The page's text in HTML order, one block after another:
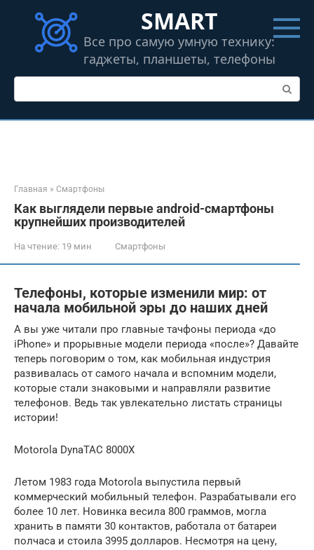
контенту
SMART
Все про самую умную технику:
гаджеты, планшеты, телефоны
Поиск:
Главная » Смартфоны
Как выглядели первые android-смартфоны
крупнейших производителей
На чтение: 19 мин Смартфоны
Телефоны, которые изменили мир: от
начала мобильной эры до наших дней
А вы уже читали про главные тачфоны периода «до
iPhone» и прорывные модели периода «после»? Давайте
теперь поговорим о том, как мобильная индустрия
развивалась от самого начала и вспомним модели,
которые стали знаковыми и направляли развитие
телефонов. Ведь так увлекательно листать страницы
истории!
Motorola DynaTAC 8000X
Летом 1983 года Motorola выпустила первый
коммерческий мобильный телефон. Разрабатывали его
более 10 лет. Новинка весила 800 граммов, могла
хранить в памяти 30 контактов, работала от батареи
полчаса и стоила 3995 долларов. Несмотря на цену,